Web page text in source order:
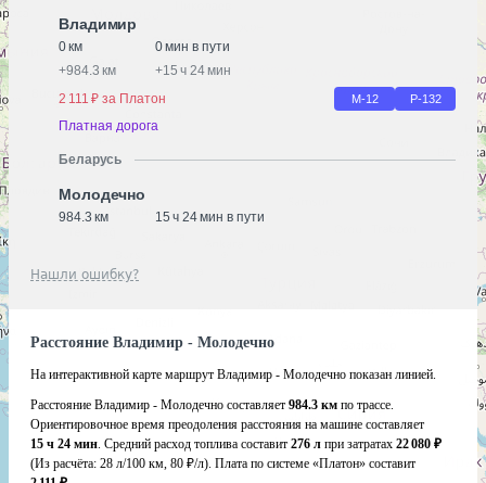
Владимир
0 км
0 мин в пути
+984.3 км +15 ч 24 мин
2 111 ₽ за Платон
М-12 Р-132
Платная дорога
Беларусь
Молодечно
984.3 км 15 ч 24 мин в пути
Нашли ошибку?
Расстояние Владимир - Молодечно
На интерактивной карте маршрут Владимир - Молодечно показан линией.
Расстояние Владимир - Молодечно составляет 984.3 км по трассе.
Ориентировочное время преодоления расстояния на машине составляет
15 ч 24 мин. Средний расход топлива составит 276 л при затратах 22 080 ₽
(Из расчёта: 28 л/100 км, 80 ₽/л). Плата по системе «Платон» составит